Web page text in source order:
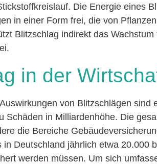
Die Energie eines
in einer Form frei, die von
Blitzschlag indirekt das
in der
von Blitzschlägen sind
Schäden in Milliardenhöhe. Die
die Bereiche
in Deutschland jährlich etwa 20.000
werden müssen. Um sich